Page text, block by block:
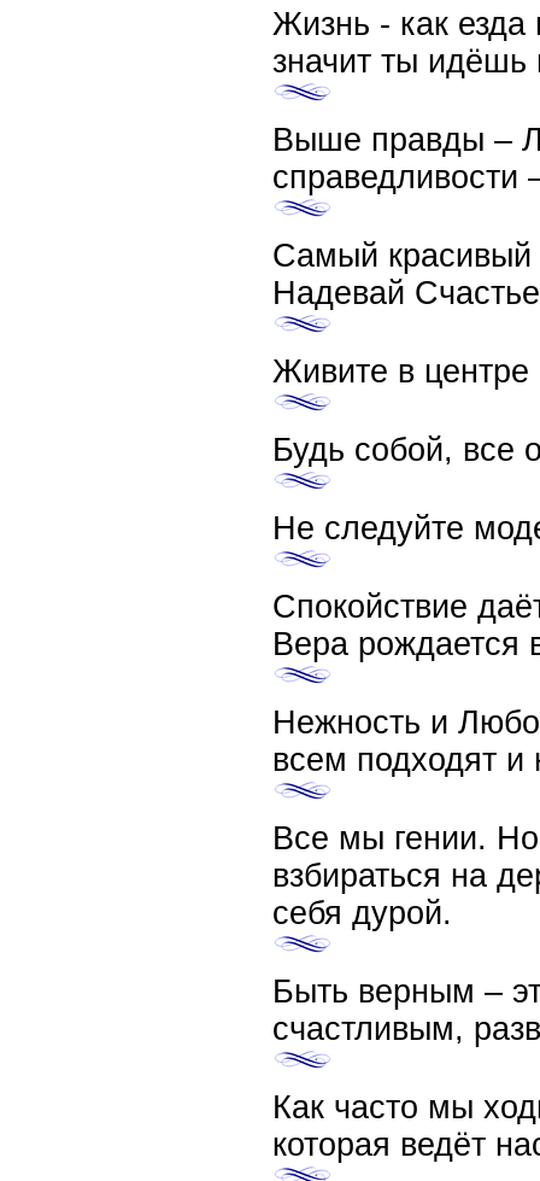
Жизнь - как езда
значит ты
Выше правды –
Самый красивый
Надевай
Живите в
Будь собой, все
Не следуйте
Спокойствие
Вера рождается
Нежность и
всем подходят и
Все мы гении.
взбираться на
себя дурой.
Быть верным –
счастливым,
Как часто мы
которая ведёт